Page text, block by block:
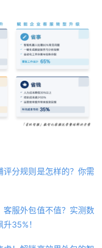
分规则是怎样的？你需
客服外包值不值？实测数
35%！